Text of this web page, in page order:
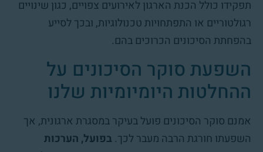
תפקידו כולל הכנת הארגון לאירועים צפויים, כגון שינויים
רגולטוריים או התפתחויות טכנולוגיות, ובכך לסייע
בהפחתת הסיכונים הכרוכים בהם.
השפעת סוקר הסיכונים על
ההחלטות היומיומיות שלנו
אמנם סוקר הסיכונים פועל בעיקר במסגרת ארגונית, אך
השפעתו חורגת הרבה מעבר לכך. בפועל, הערכות